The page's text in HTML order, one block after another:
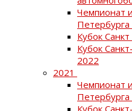
Чемпионат
Кубок
Кубок
2022
2021
Чемпионат
Кубок